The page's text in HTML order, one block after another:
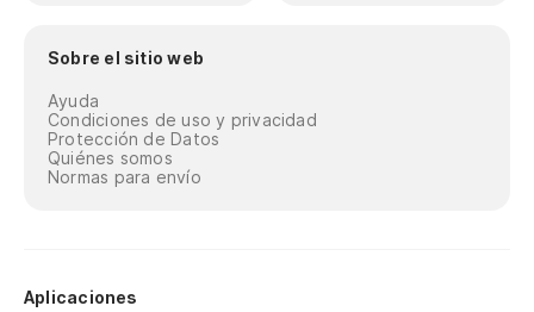
Sobre el sitio web
Ayuda
Condiciones de uso y privacidad
Protección de Datos
Quiénes somos
Normas para envío
Aplicaciones